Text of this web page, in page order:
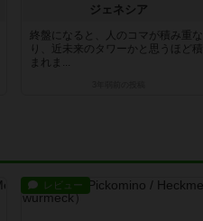
ジェネシア
終盤になると、人のコマが積み重な
り、近未来のタワーかと思うほど積
まれま...
レビュー